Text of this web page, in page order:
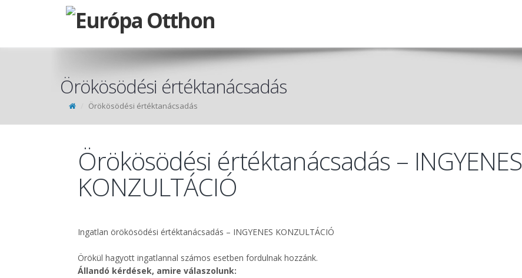
Örökösödési értéktanácsadás
Örökösödési értéktanácsadás
Örökösödési értéktanácsadás – INGYENES
KONZULTÁCIÓ
Ingatlan örökösödési értéktanácsadás – INGYENES KONZULTÁCIÓ
Örökül hagyott ingatlannal számos esetben fordulnak hozzánk.
Állandó kérdések, amire válaszolunk: